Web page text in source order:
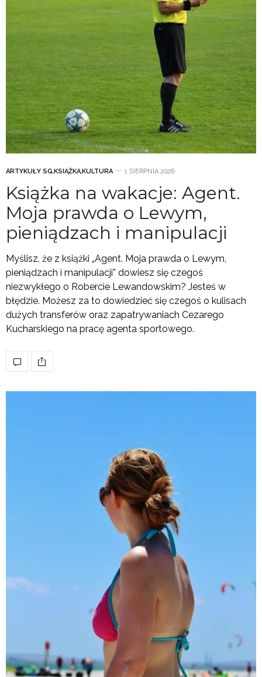
ARTYKUŁY SG,KSIĄŻKA,KULTURA 1 SIERPNIA 2026
Książka na wakacje: Agent.
Moja prawda o Lewym,
pieniądzach i manipulacji
Myślisz, że z książki „Agent. Moja prawda o Lewym,
pieniądzach i manipulacji” dowiesz się czegoś
niezwykłego o Robercie Lewandowskim? Jesteś w
błędzie. Możesz za to dowiedzieć się czegoś o kulisach
dużych transferów oraz zapatrywaniach Cezarego
Kucharskiego na pracę agenta sportowego.